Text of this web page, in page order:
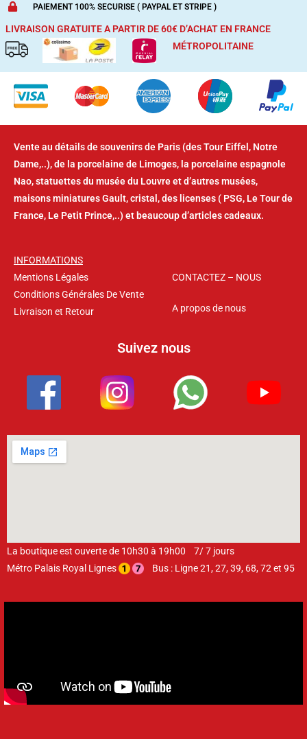
PAIEMENT 100% SECURISE ( PAYPAL ET STRIPE )
LIVRAISON GRATUITE A PARTIR DE 60€ D’ACHAT EN FRANCE
MÉTROPOLITAINE
Vente au détails de souvenirs de Paris (des Tour Eiffel, Notre
Dame,..), de la porcelaine de Limoges, la porcelaine espagnole
Nao, statuettes du musée du Louvre et d’autres musées,
maisons miniatures Gault, cristal, des licenses ( PSG, Le Tour de
France, Le Petit Prince,..) et beaucoup d’articles cadeaux.
INFORMATIONS
Mentions Légales
Conditions Générales De Vente
Livraison et Retour
CONTACTEZ – NOUS
A propos de nous
Suivez nous
La boutique est ouverte de 10h30 à 19h00 7/ 7 jours
Métro Palais Royal Lignes
Bus : Ligne 21, 27, 39, 68, 72 et 95